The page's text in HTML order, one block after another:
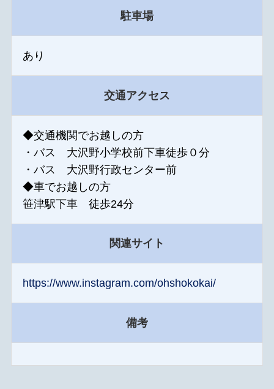
駐車場
あり
交通アクセス
◆交通機関でお越しの方
・バス 大沢野小学校前下車徒歩０分
・バス 大沢野行政センター前
◆車でお越しの方
笹津駅下車 徒歩24分
関連サイト
https://www.instagram.com/ohshokokai/
備考